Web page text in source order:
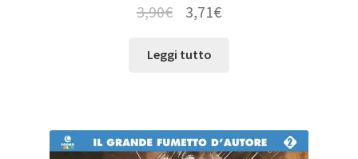
3,90€ 3,71€
Leggi tutto